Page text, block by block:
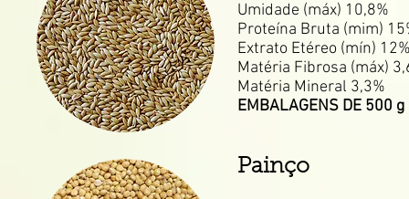
Umidade (máx) 10,8%
Proteína Bruta (mim)
Extrato Etéreo (mín)
Matéria Fibrosa (máx)
Matéria Mineral 3,3%
EMBALAGENS DE 500
Painço